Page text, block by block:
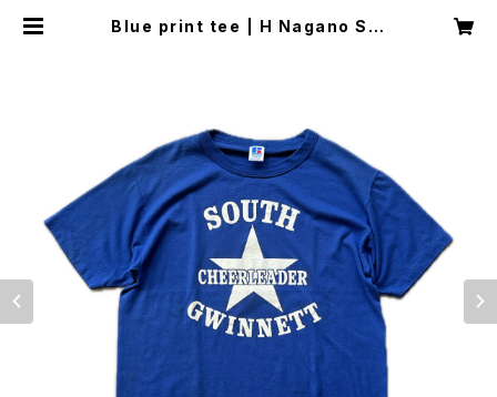
Blue print tee | H Nagano Sel